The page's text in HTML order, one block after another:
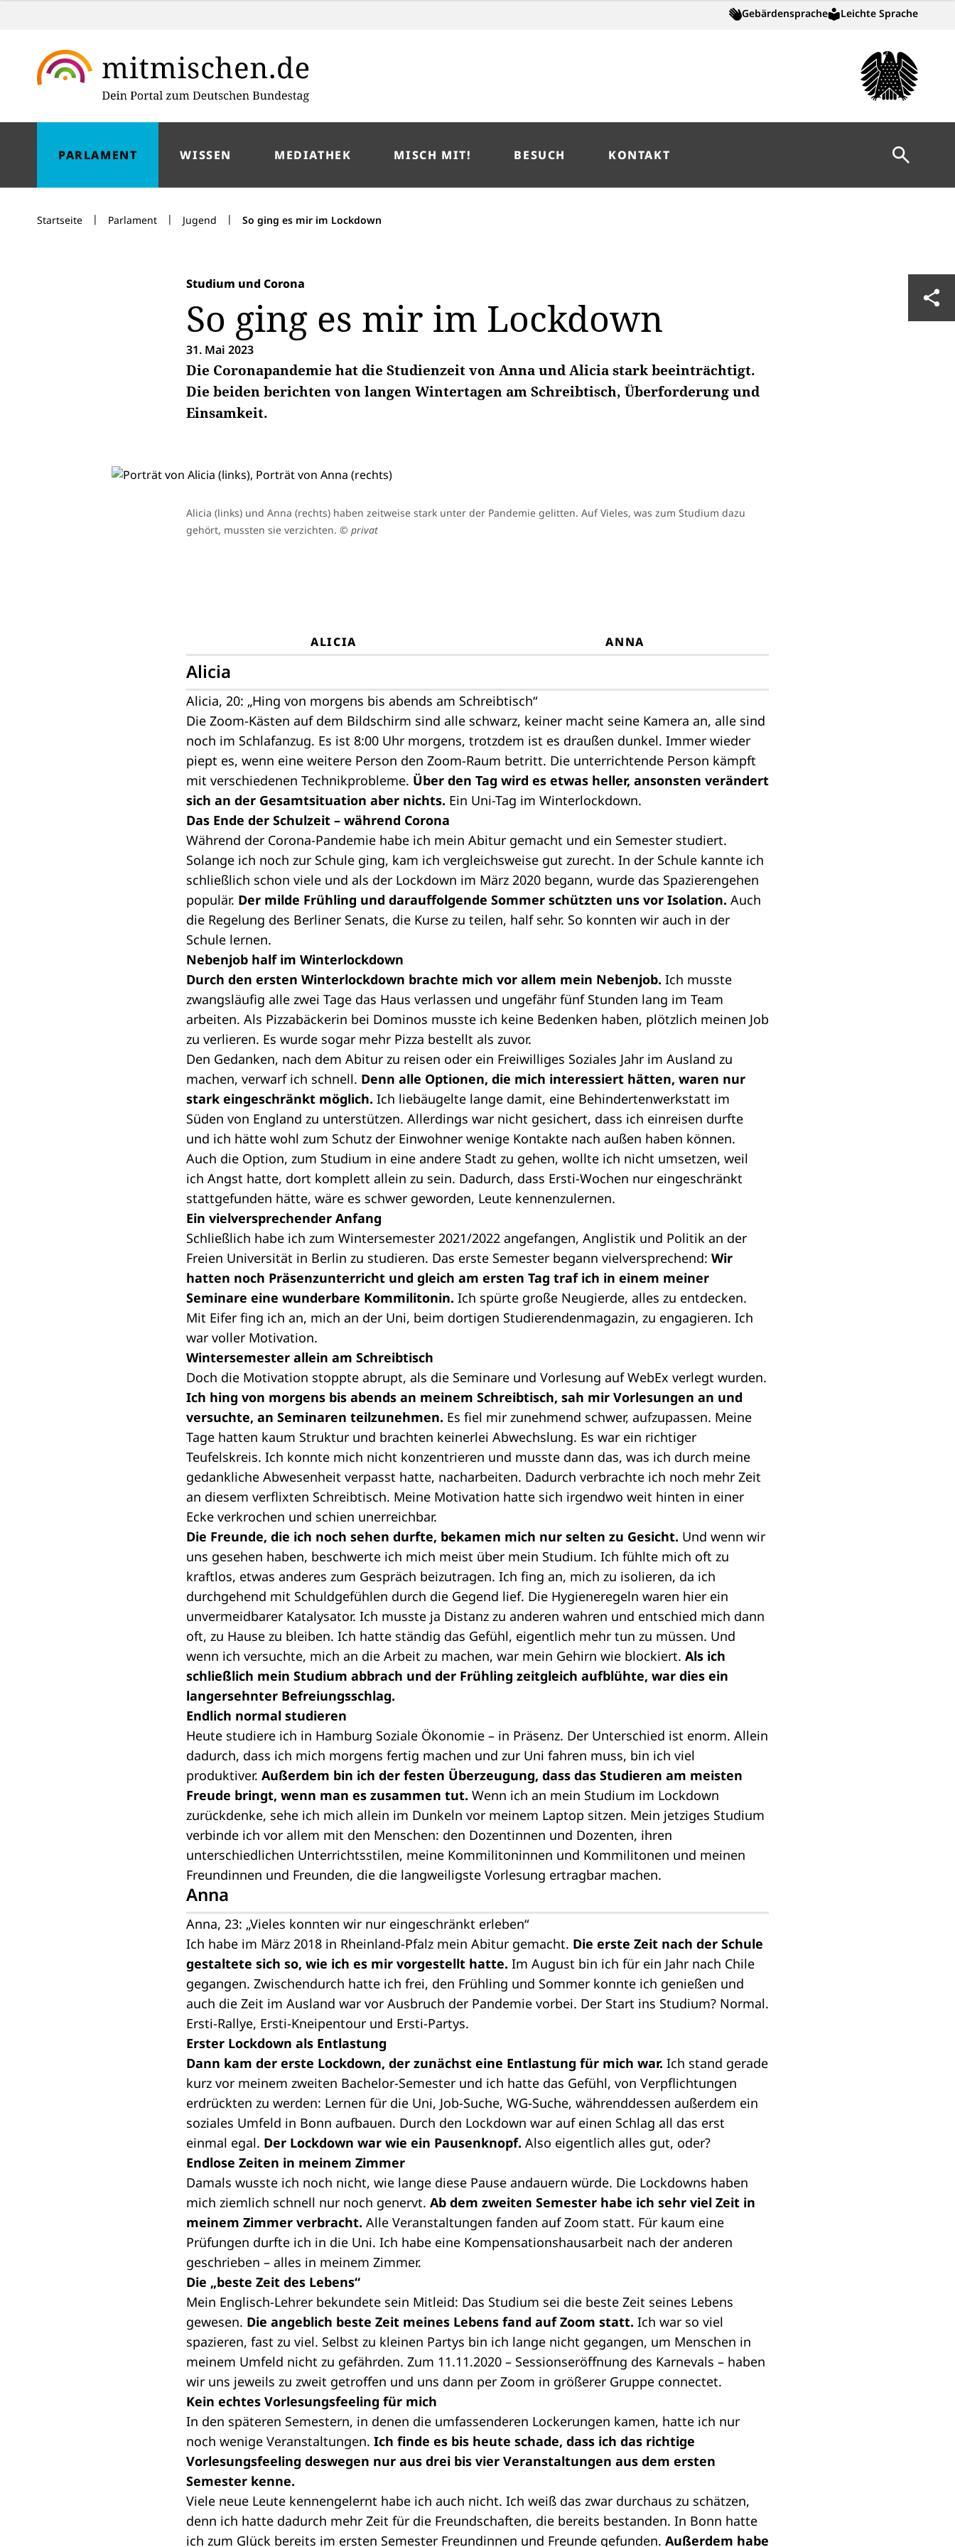
Gebärdensprache Leichte Sprache
PARLAMENT WISSEN MEDIATHEK MISCH MIT! BESUCH KONTAKT Suche
Startseite | Parlament | Jugend | So ging es mir im Lockdown
Studium und Corona
So ging es mir im Lockdown
31. Mai 2023
Die Coronapandemie hat die Studienzeit von Anna und Alicia stark beeinträchtigt.
Die beiden berichten von langen Wintertagen am Schreibtisch, Überforderung und
Einsamkeit.
Alicia (links) und Anna (rechts) haben zeitweise stark unter der Pandemie gelitten. Auf Vieles, was zum Studium dazu
gehört, mussten sie verzichten. © privat
ALICIA ANNA
Alicia
Alicia, 20: „Hing von morgens bis abends am Schreibtisch“
Die Zoom-Kästen auf dem Bildschirm sind alle schwarz, keiner macht seine Kamera an, alle sind
noch im Schlafanzug. Es ist 8:00 Uhr morgens, trotzdem ist es draußen dunkel. Immer wieder
piept es, wenn eine weitere Person den Zoom-Raum betritt. Die unterrichtende Person kämpft
mit verschiedenen Technikprobleme. Über den Tag wird es etwas heller, ansonsten verändert
sich an der Gesamtsituation aber nichts. Ein Uni-Tag im Winterlockdown.
Das Ende der Schulzeit – während Corona
Während der Corona-Pandemie habe ich mein Abitur gemacht und ein Semester studiert.
Solange ich noch zur Schule ging, kam ich vergleichsweise gut zurecht. In der Schule kannte ich
schließlich schon viele und als der Lockdown im März 2020 begann, wurde das Spazierengehen
populär. Der milde Frühling und darauffolgende Sommer schützten uns vor Isolation. Auch
die Regelung des Berliner Senats, die Kurse zu teilen, half sehr. So konnten wir auch in der
Schule lernen.
Nebenjob half im Winterlockdown
Durch den ersten Winterlockdown brachte mich vor allem mein Nebenjob. Ich musste
zwangsläufig alle zwei Tage das Haus verlassen und ungefähr fünf Stunden lang im Team
arbeiten. Als Pizzabäckerin bei Dominos musste ich keine Bedenken haben, plötzlich meinen Job
zu verlieren. Es wurde sogar mehr Pizza bestellt als zuvor.
Den Gedanken, nach dem Abitur zu reisen oder ein Freiwilliges Soziales Jahr im Ausland zu
machen, verwarf ich schnell. Denn alle Optionen, die mich interessiert hätten, waren nur
stark eingeschränkt möglich. Ich liebäugelte lange damit, eine Behindertenwerkstatt im
Süden von England zu unterstützen. Allerdings war nicht gesichert, dass ich einreisen durfte
und ich hätte wohl zum Schutz der Einwohner wenige Kontakte nach außen haben können.
Auch die Option, zum Studium in eine andere Stadt zu gehen, wollte ich nicht umsetzen, weil
ich Angst hatte, dort komplett allein zu sein. Dadurch, dass Ersti-Wochen nur eingeschränkt
stattgefunden hätte, wäre es schwer geworden, Leute kennenzulernen.
Ein vielversprechender Anfang
Schließlich habe ich zum Wintersemester 2021/2022 angefangen, Anglistik und Politik an der
Freien Universität in Berlin zu studieren. Das erste Semester begann vielversprechend: Wir
hatten noch Präsenzunterricht und gleich am ersten Tag traf ich in einem meiner
Seminare eine wunderbare Kommilitonin. Ich spürte große Neugierde, alles zu entdecken.
Mit Eifer fing ich an, mich an der Uni, beim dortigen Studierendenmagazin, zu engagieren. Ich
war voller Motivation.
Wintersemester allein am Schreibtisch
Doch die Motivation stoppte abrupt, als die Seminare und Vorlesung auf WebEx verlegt wurden.
Ich hing von morgens bis abends an meinem Schreibtisch, sah mir Vorlesungen an und
versuchte, an Seminaren teilzunehmen. Es fiel mir zunehmend schwer, aufzupassen. Meine
Tage hatten kaum Struktur und brachten keinerlei Abwechslung. Es war ein richtiger
Teufelskreis. Ich konnte mich nicht konzentrieren und musste dann das, was ich durch meine
gedankliche Abwesenheit verpasst hatte, nacharbeiten. Dadurch verbrachte ich noch mehr Zeit
an diesem verflixten Schreibtisch. Meine Motivation hatte sich irgendwo weit hinten in einer
Ecke verkrochen und schien unerreichbar.
Die Freunde, die ich noch sehen durfte, bekamen mich nur selten zu Gesicht. Und wenn wir
uns gesehen haben, beschwerte ich mich meist über mein Studium. Ich fühlte mich oft zu
kraftlos, etwas anderes zum Gespräch beizutragen. Ich fing an, mich zu isolieren, da ich
durchgehend mit Schuldgefühlen durch die Gegend lief. Die Hygieneregeln waren hier ein
unvermeidbarer Katalysator. Ich musste ja Distanz zu anderen wahren und entschied mich dann
oft, zu Hause zu bleiben. Ich hatte ständig das Gefühl, eigentlich mehr tun zu müssen. Und
wenn ich versuchte, mich an die Arbeit zu machen, war mein Gehirn wie blockiert. Als ich
schließlich mein Studium abbrach und der Frühling zeitgleich aufblühte, war dies ein
langersehnter Befreiungsschlag.
Endlich normal studieren
Heute studiere ich in Hamburg Soziale Ökonomie – in Präsenz. Der Unterschied ist enorm. Allein
dadurch, dass ich mich morgens fertig machen und zur Uni fahren muss, bin ich viel
produktiver. Außerdem bin ich der festen Überzeugung, dass das Studieren am meisten
Freude bringt, wenn man es zusammen tut. Wenn ich an mein Studium im Lockdown
zurückdenke, sehe ich mich allein im Dunkeln vor meinem Laptop sitzen. Mein jetziges Studium
verbinde ich vor allem mit den Menschen: den Dozentinnen und Dozenten, ihren
unterschiedlichen Unterrichtsstilen, meine Kommilitoninnen und Kommilitonen und meinen
Freundinnen und Freunden, die die langweiligste Vorlesung ertragbar machen.
Anna
Anna, 23: „Vieles konnten wir nur eingeschränkt erleben“
Ich habe im März 2018 in Rheinland-Pfalz mein Abitur gemacht. Die erste Zeit nach der Schule
gestaltete sich so, wie ich es mir vorgestellt hatte. Im August bin ich für ein Jahr nach Chile
gegangen. Zwischendurch hatte ich frei, den Frühling und Sommer konnte ich genießen und
auch die Zeit im Ausland war vor Ausbruch der Pandemie vorbei. Der Start ins Studium? Normal.
Ersti-Rallye, Ersti-Kneipentour und Ersti-Partys.
Erster Lockdown als Entlastung
Dann kam der erste Lockdown, der zunächst eine Entlastung für mich war. Ich stand gerade
kurz vor meinem zweiten Bachelor-Semester und ich hatte das Gefühl, von Verpflichtungen
erdrückten zu werden: Lernen für die Uni, Job-Suche, WG-Suche, währenddessen außerdem ein
soziales Umfeld in Bonn aufbauen. Durch den Lockdown war auf einen Schlag all das erst
einmal egal. Der Lockdown war wie ein Pausenknopf. Also eigentlich alles gut, oder?
Endlose Zeiten in meinem Zimmer
Damals wusste ich noch nicht, wie lange diese Pause andauern würde. Die Lockdowns haben
mich ziemlich schnell nur noch genervt. Ab dem zweiten Semester habe ich sehr viel Zeit in
meinem Zimmer verbracht. Alle Veranstaltungen fanden auf Zoom statt. Für kaum eine
Prüfungen durfte ich in die Uni. Ich habe eine Kompensationshausarbeit nach der anderen
geschrieben – alles in meinem Zimmer.
Die „beste Zeit des Lebens“
Mein Englisch-Lehrer bekundete sein Mitleid: Das Studium sei die beste Zeit seines Lebens
gewesen. Die angeblich beste Zeit meines Lebens fand auf Zoom statt. Ich war so viel
spazieren, fast zu viel. Selbst zu kleinen Partys bin ich lange nicht gegangen, um Menschen in
meinem Umfeld nicht zu gefährden. Zum 11.11.2020 – Sessionseröffnung des Karnevals – haben
wir uns jeweils zu zweit getroffen und uns dann per Zoom in größerer Gruppe connectet.
Kein echtes Vorlesungsfeeling für mich
In den späteren Semestern, in denen die umfassenderen Lockerungen kamen, hatte ich nur
noch wenige Veranstaltungen. Ich finde es bis heute schade, dass ich das richtige
Vorlesungsfeeling deswegen nur aus drei bis vier Veranstaltungen aus dem ersten
Semester kenne.
Viele neue Leute kennengelernt habe ich auch nicht. Ich weiß das zwar durchaus zu schätzen,
denn ich hatte dadurch mehr Zeit für die Freundschaften, die bereits bestanden. In Bonn hatte
ich zum Glück bereits im ersten Semester Freundinnen und Freunde gefunden. Außerdem habe